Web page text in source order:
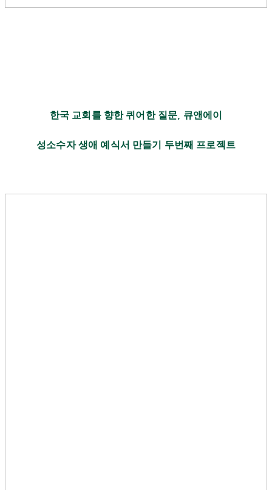
한국 교회를 향한 퀴어한 질문 큐앤에이
성소수자 생애 예식서 만들기 두번째 프로젝트